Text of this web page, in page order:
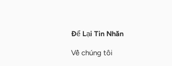
Để Lại Tin Nhắn
Về chúng tôi